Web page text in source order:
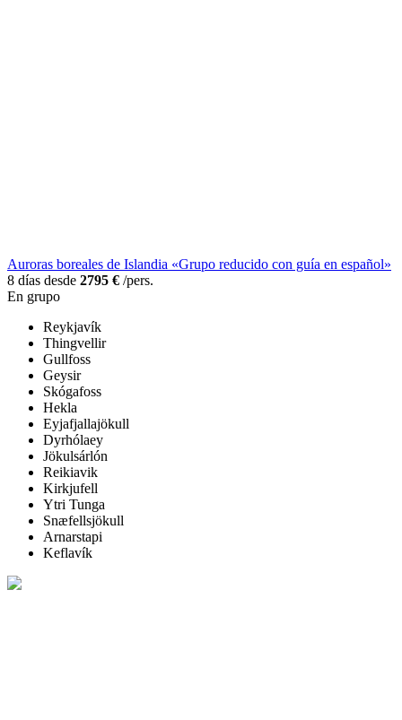
Auroras boreales de Islandia «Grupo reducido con guía en español»
8 días desde 2795 € /pers.
En grupo
Reykjavík
Thingvellir
Gullfoss
Geysir
Skógafoss
Hekla
Eyjafjallajökull
Dyrhólaey
Jökulsárlón
Reikiavik
Kirkjufell
Ytri Tunga
Snæfellsjökull
Arnarstapi
Keflavík